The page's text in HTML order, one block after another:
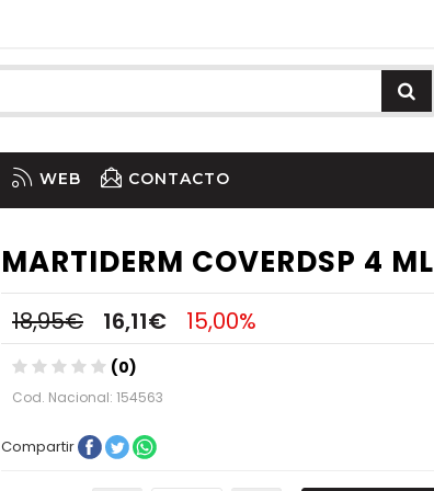
WEB CONTACTO
MARTIDERM COVERDSP 4 ML
18,95€ 16,11€ 15,00%
(0)
Cod. Nacional: 154563
Compartir